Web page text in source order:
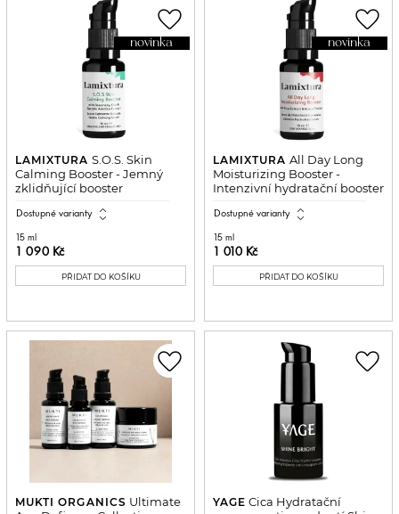
LAMIXTURA S.O.S. Skin
Calming Booster - Jemný
zklidňující booster
Dostupné varianty expand_all
15 ml
1 090 Kč
PŘIDAT DO KOŠÍKU
novinka
favorite_border
LAMIXTURA All Day Long
Moisturizing Booster -
Intenzivní hydratační booster
Dostupné varianty expand_all
15 ml
1 010 Kč
PŘIDAT DO KOŠÍKU
novinka
favorite_border
MUKTI ORGANICS Ultimate
favorite_border
YAGE Cica Hydratační
favorite_border